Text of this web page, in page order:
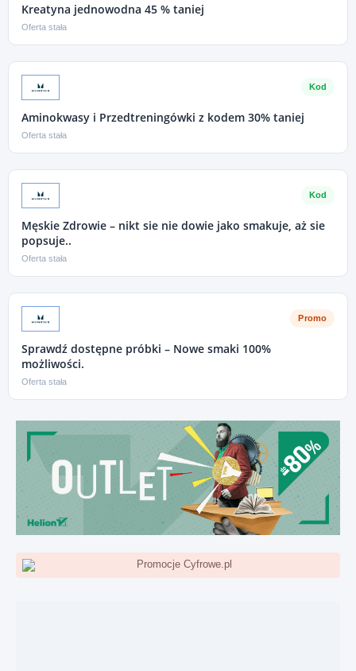
Kreatyna jednowodna 45 % taniej
Oferta stała
Kod
Aminokwasy i Przedtreningówki z kodem 30% taniej
Oferta stała
Kod
Męskie Zdrowie – nikt sie nie dowie jako smakuje, aż sie
popsuje..
Oferta stała
Promo
Sprawdź dostępne próbki – Nowe smaki 100%
możliwości.
Oferta stała